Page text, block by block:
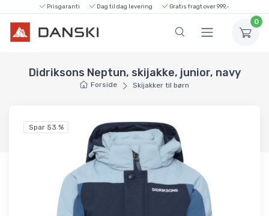
Prisgaranti Dag til dag levering Gratis fragt over 999,-
0
Didriksons Neptun, skijakke, junior, navy
Forside Skijakker til børn
Spar 53 %